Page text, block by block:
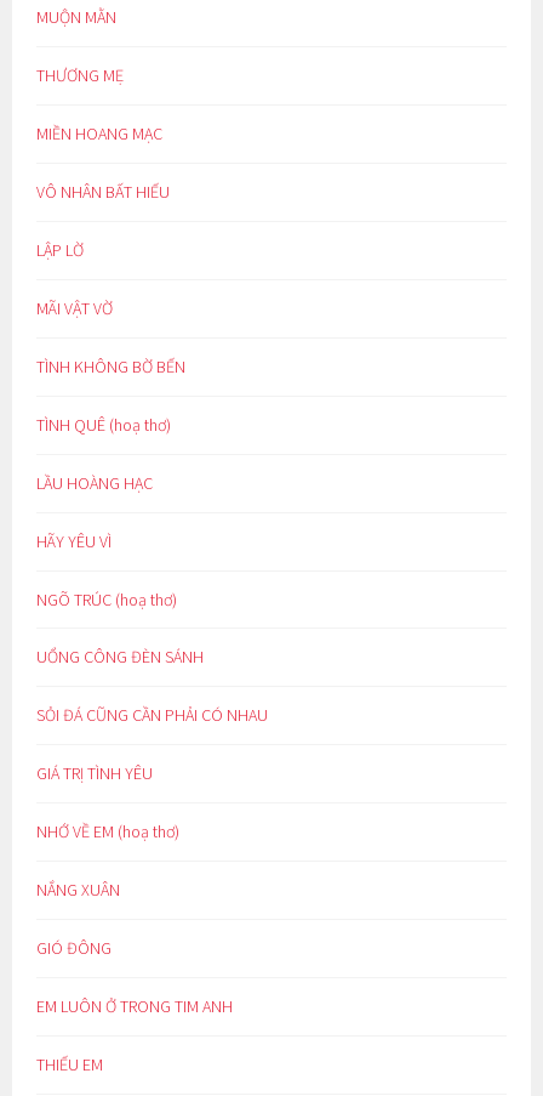
MUỘN MẰN
THƯƠNG MẸ
MIỀN HOANG MẠC
VÔ NHÂN BẤT HIẾU
LẬP LỜ
MÃI VẬT VỜ
TÌNH KHÔNG BỜ BẾN
TÌNH QUÊ (hoạ thơ)
LẦU HOÀNG HẠC
HÃY YÊU VÌ
NGÕ TRÚC (hoạ thơ)
UỔNG CÔNG ĐÈN SÁNH
SỎI ĐÁ CŨNG CẦN PHẢI CÓ NHAU
GIÁ TRỊ TÌNH YÊU
NHỚ VỀ EM (hoạ thơ)
NẮNG XUÂN
GIÓ ĐÔNG
EM LUÔN Ở TRONG TIM ANH
THIẾU EM